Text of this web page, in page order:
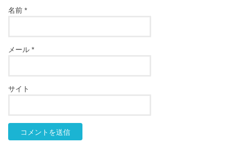
名前*
メール*
サイト